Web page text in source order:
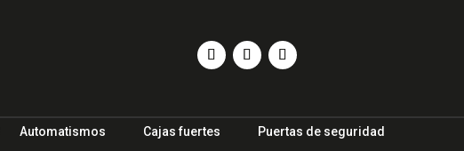
Automatismos Cajas fuertes
Puertas de seguridad